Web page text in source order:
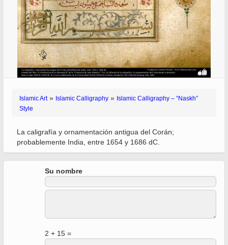
Islamic Art» Islamic Calligraphy » Islamic Calligraphy – “Naskh”
Style
La caligrafía y ornamentación antigua del Corán;
probablemente India, entre 1654 y 1686 dC.
Su nombre
2 + 15 =